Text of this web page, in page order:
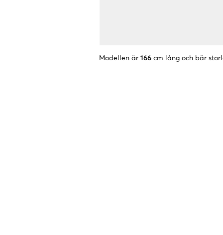
Modellen är 166 cm lång och bär